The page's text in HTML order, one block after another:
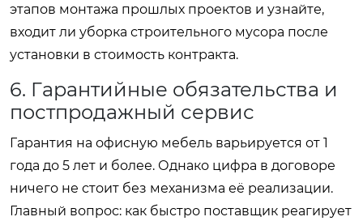
этапов монтажа прошлых проектов и узнайте,
входит ли уборка строительного мусора после
установки в стоимость контракта.
6. Гарантийные обязательства и
постпродажный сервис
Гарантия на офисную мебель варьируется от 1
года до 5 лет и более. Однако цифра в договоре
ничего не стоит без механизма её реализации.
Главный вопрос: как быстро поставщик реагирует